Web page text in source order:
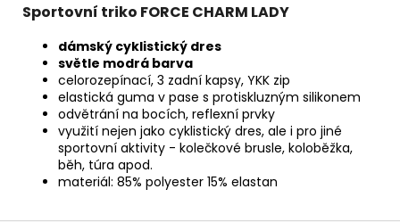
Sportovní triko FORCE CHARM LADY
dámský cyklistický dres
světle modrá barva
celorozepínací, 3 zadní kapsy, YKK zip
elastická guma v pase s protiskluzným silikonem
odvětrání na bocích, reflexní prvky
využití nejen jako cyklistický dres, ale i pro jiné
sportovní aktivity - kolečkové brusle, koloběžka,
běh, túra apod.
materiál: 85% polyester 15% elastan